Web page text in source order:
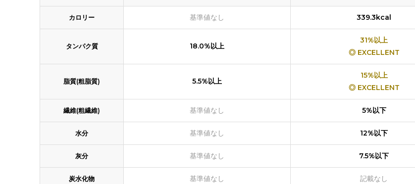
カロリー 基準値なし 339.3kcal
タンパク質 18.0%以上
31%以上
◎ EXCELLENT
脂質(粗脂質) 5.5%以上
15%以上
◎ EXCELLENT
繊維(粗繊維) 基準値なし 5%以下
水分 基準値なし 12%以下
灰分 基準値なし 7.5%以下
炭水化物 基準値なし 記載なし